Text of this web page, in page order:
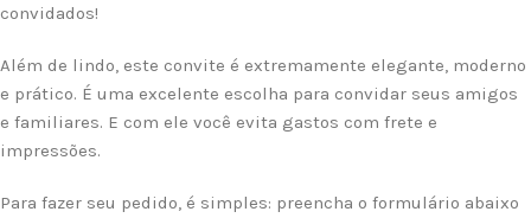
convidados!
Além de lindo, este convite é extremamente elegante, moderno
e prático. É uma excelente escolha para convidar seus amigos
e familiares. E com ele você evita gastos com frete e
impressões.
Para fazer seu pedido, é simples: preencha o formulário abaixo